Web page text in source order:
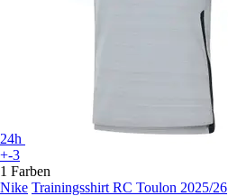
24h
+-3
1 Farben
Nike Trainingsshirt RC Toulon 2025/26